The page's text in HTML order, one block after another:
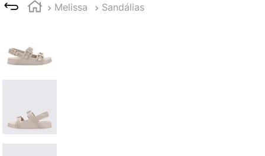
Melissa Sandálias